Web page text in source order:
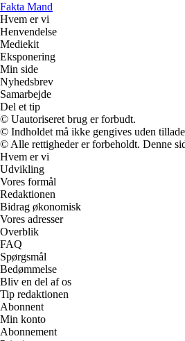
Fakta Mand
Hvem er vi
Henvendelse
Mediekit
Eksponering
Min side
Nyhedsbrev
Samarbejde
Del et tip
© Uautoriseret brug er forbudt.
© Indholdet må ikke gengives uden
© Alle rettigheder er forbeholdt. Denne
Hvem er vi
Udvikling
Vores formål
Redaktionen
Bidrag økonomisk
Vores adresser
Overblik
FAQ
Spørgsmål
Bedømmelse
Bliv en del af os
Tip redaktionen
Abonnent
Min konto
Abonnement